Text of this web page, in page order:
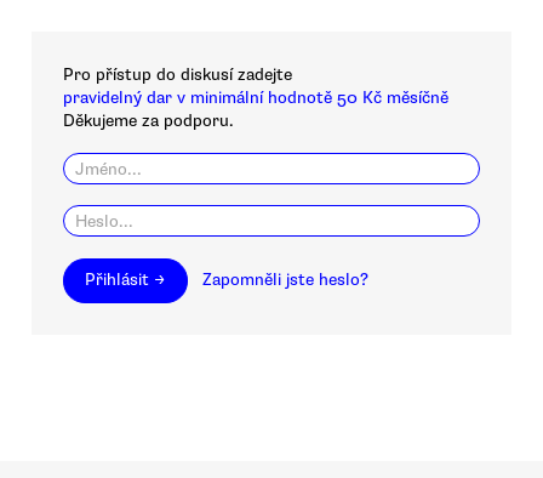
Pro přístup do diskusí zadejte
pravidelný dar v minimální hodnotě 50 Kč měsíčně
Děkujeme za podporu.
Přihlásit → Zapomněli jste heslo?